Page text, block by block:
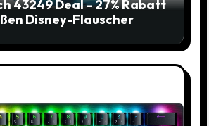
43249 Deal – 27% Rabatt
Disney-Flauscher